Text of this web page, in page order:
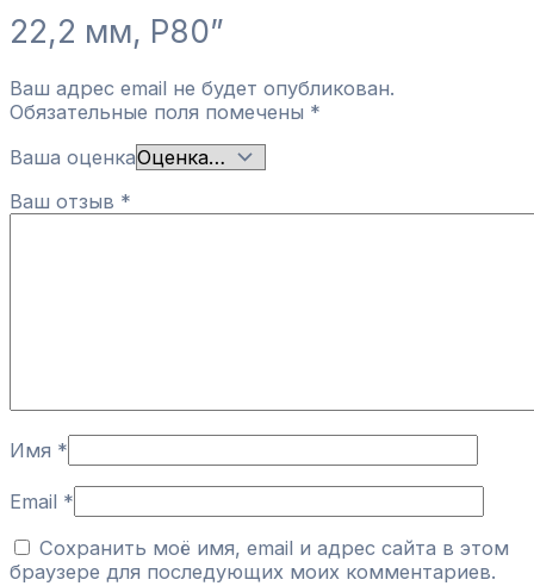
22,2 мм, Р80”
Ваш адрес email не будет опубликован.
Обязательные поля помечены *
Ваша оценка
Ваш отзыв *
Имя *
Email *
Сохранить моё имя, email и адрес сайта в этом
браузере для последующих моих комментариев.